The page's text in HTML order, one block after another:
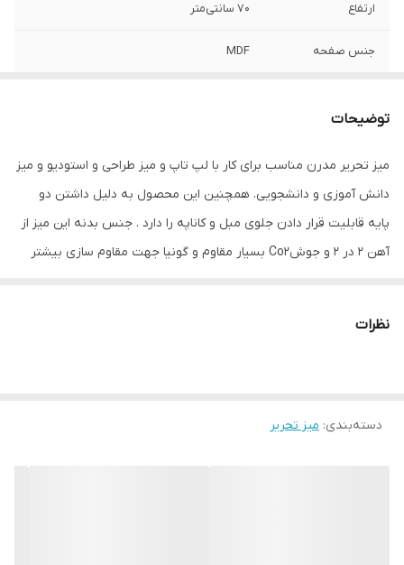
ارتفاع 70 سانتی‌متر
جنس صفحه MDF
توضیحات
میز تحریر مدرن مناسب برای کار با لپ تاپ و میز طراحی و استودیو و میز
دانش آموزی و دانشجویی. همچنین این محصول به دلیل داشتن دو
پایه قابلیت قرار دادن جلوی مبل و کاناپه را دارد . جنس بدنه این میز از
آهن 2 در 2 و جوشCo2 بسیار مقاوم و گونیا جهت مقاوم سازی بیشتر
میباشد. تمامی عکس های محصول عکس واقعای خود کالا میباشد
نظرات
دسته‌بندی: میز تحریر